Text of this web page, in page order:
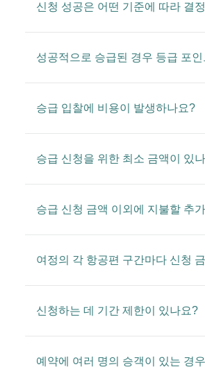
신청 성공은 어떤 기준에 따라 결
성공적으로 승급된 경우 등급 포
승급 입찰에 비용이 발생하나요?
승급 신청을 위한 최소 금액이 있
승급 신청 금액 이외에 지불할 추
여정의 각 항공편 구간마다 신청
신청하는 데 기간 제한이 있나요?
예약에 여러 명의 승객이 있는 경